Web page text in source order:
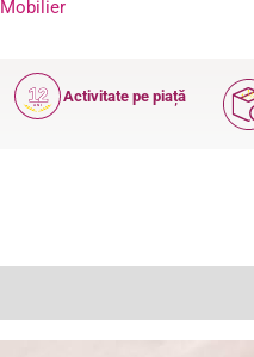
Mobilier
12
ANI
Activitate pe piață